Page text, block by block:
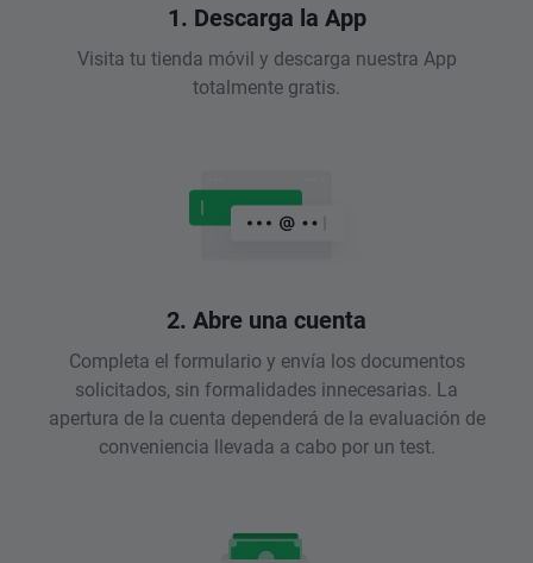
1. Descarga la App
Visita tu tienda móvil y descarga nuestra App
totalmente gratis.
2. Abre una cuenta
Completa el formulario y envía los documentos
solicitados, sin formalidades innecesarias. La
apertura de la cuenta dependerá de la evaluación de
conveniencia llevada a cabo por un test.